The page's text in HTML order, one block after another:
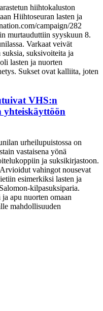
hiihtokaluston
Hiihtoseuran lasten ja
campaign/282
murtauduttiin syyskuun 8.
Varkaat veivät
suksivoiteita ja
lasten ja nuorten
Sukset ovat kalliita, joten
VHS:n
yhteiskäyttöön
urheilupuistossa on
vastaisena yönä
ja suksikirjastoon.
vahingot nousevat
esimerkiksi lasten ja
kilpasuksiparia.
apu nuorten omaan
mahdollisuuden